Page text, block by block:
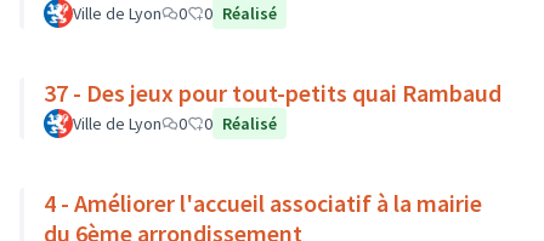
Ville de Lyon 0 0 Réalisé
37 - Des jeux pour tout-petits quai Rambaud
Ville de Lyon 0 0 Réalisé
4 - Améliorer l'accueil associatif à la mairie
du 6ème arrondissement